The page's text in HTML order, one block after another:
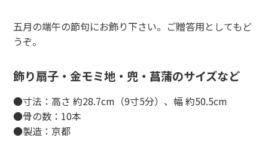
五月の端午の節句にお飾り下さい。ご贈答用としてもど
うぞ。
飾り扇子・金モミ地・兜・菖蒲のサイズなど
●寸法：高さ 約28.7cm（9寸5分）、幅 約50.5cm
●骨の数：10本
●製造：京都